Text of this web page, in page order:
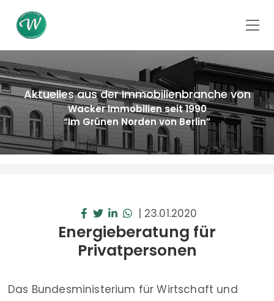
Aktuelles aus der Immobilienbranche von
Wacker Immobilien seit 1990
“Im Grünen Norden von Berlin”
| 23.01.2020
Energieberatung für
Privatpersonen
Das Bundesministerium für Wirtschaft und